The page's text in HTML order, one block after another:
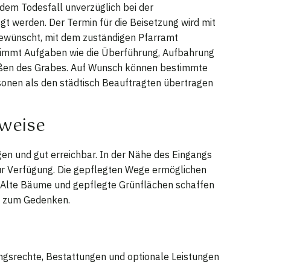
Todesfall unverzüglich bei der
werden. Der Termin für die Beisetzung wird mit
mit dem zuständigen Pfarramt
Aufgaben wie die Überführung, Aufbahrung
des Grabes. Auf Wunsch können bestimmte
als den städtisch Beauftragten übertragen
und gut erreichbar. In der Nähe des Eingangs
Verfügung. Die gepflegten Wege ermöglichen
Bäume und gepflegte Grünflächen schaffen
Gedenken.
Bestattungen und optionale Leistungen